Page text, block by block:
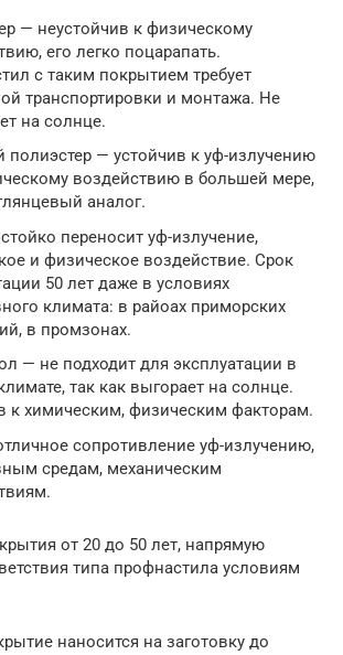
— неустойчив к физическому
его легко поцарапать.
с таким покрытием требует
транспортировки и монтажа. Не
на солнце.
— устойчив к уф-излучению
воздействию в большей мере,
аналог.
переносит уф-излучение,
и физическое воздействие. Срок
50 лет даже в условиях
климата: в райоах приморских
в промзонах.
— не подходит для эксплуатации в
так как выгорает на солнце.
к химическим, физическим факторам.
сопротивление уф-излучению,
средам, механическим
от 20 до 50 лет, напрямую
типа профнастила условиям
наносится на заготовку до